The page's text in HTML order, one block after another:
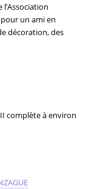
l’Association
un ami en
décoration, des
complète à environ